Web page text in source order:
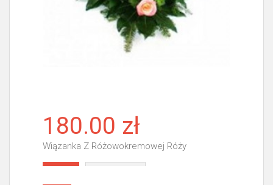
180.00 zł
Wiązanka Z Różowokremowej Róży